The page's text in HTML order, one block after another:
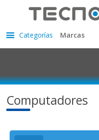
Categorías Marcas
Computadores